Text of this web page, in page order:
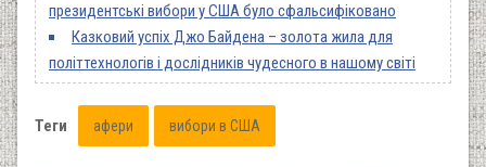
президентські вибори у США було сфальсифіковано
Казковий успіх Джо Байдена – золота жила для
політтехнологів і дослідників чудесного в нашому світі
Теги афери вибори в США